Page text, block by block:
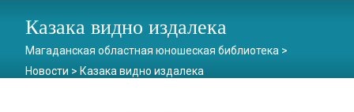
Казака видно издалека
Магаданская областная юношеская библиотека >
Новости > Казака видно издалека